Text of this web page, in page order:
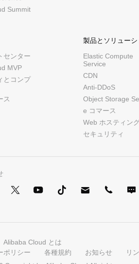
Summit
センター
MVP
とコンプ
ス
製品とソリューシ
Elastic Compute
Service
CDN
Anti-DDoS
Object Storage
e コマース
Web ホスティン
セキュリティ
Alibaba Cloud とは
ポリシー
各種規約 お知らせ
リ